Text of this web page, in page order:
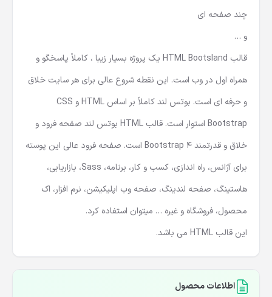
چند صفحه ای
و …
قالب HTML Bootsland یک پروژه بسیار زیبا ، کاملاً پاسخگو و
همراه اول در وب است. این نقطه شروع عالی برای هر سایت خلاق
و حرفه ای است. بوتس لند کاملاً بر اساس HTML و CSS
Bootstrap استوار است. قالب HTML بوتس لند صفحه فرود و
خلاق و قدرتمند Bootstrap 4 است. صفحه فرود عالی این پوسته
برای آژانس، راه اندازی، کسب و کار، برنامه، Sass، بازاریابی،
هاستینگ، صفحه لندینگ، صفحه وب اپلیکیشن، نرم افزار، اک
محصول، فروشگاه و غیره … میتوان استفاده کرد.
این قالب HTML می باشد.
اطلاعات محصول